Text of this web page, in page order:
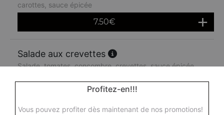
carottes, sauce épicée
7.50€
Salade aux crevettes
Salade, tomates, concombre, crevettes, sauce épicée
9.00€
Profitez-en!!!
Vous pouvez profiter dès maintenant de nos promotions!